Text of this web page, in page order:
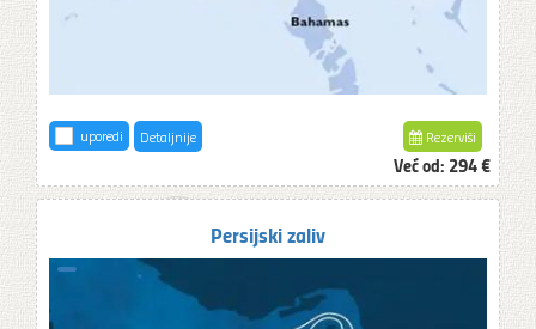
uporedi Detaljnije Rezerviši
Već od: 294 €
Persijski zaliv